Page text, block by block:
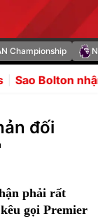
Championship
vì đấm đối
đối
phải rất
gọi Premier